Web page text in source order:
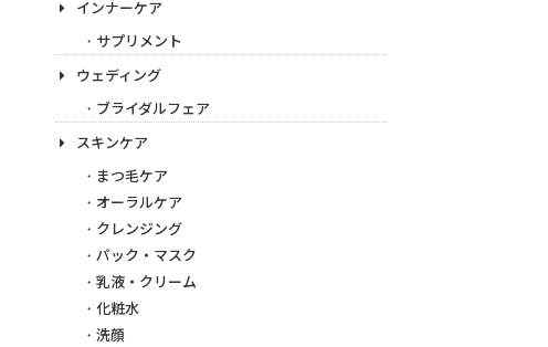
インナーケア
サプリメント
ウェディング
ブライダルフェア
スキンケア
まつ毛ケア
オーラルケア
クレンジング
パック・マスク
乳液・クリーム
化粧水
洗顔